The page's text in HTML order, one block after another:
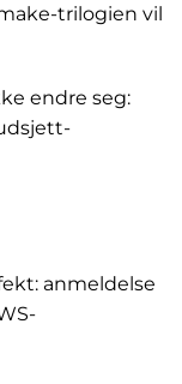
trilogien vil
endre seg:
anmeldelse